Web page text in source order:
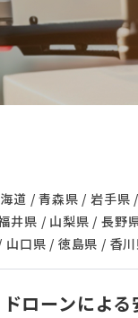
海道 / 青森県 / 岩手
井県 / 山梨県 / 長野
口県 / 徳島県 / 香
ローンによ